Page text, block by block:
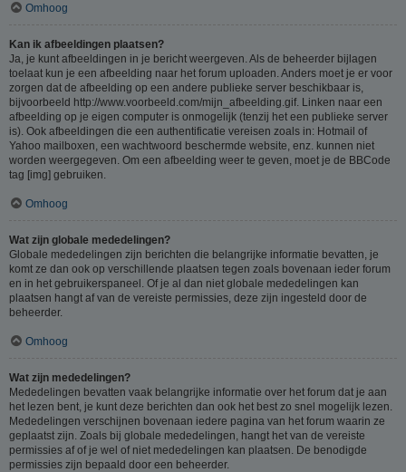
Omhoog
Kan ik afbeeldingen plaatsen?
Ja, je kunt afbeeldingen in je bericht weergeven. Als de beheerder bijlagen
toelaat kun je een afbeelding naar het forum uploaden. Anders moet je er voor
zorgen dat de afbeelding op een andere publieke server beschikbaar is,
bijvoorbeeld http://www.voorbeeld.com/mijn_afbeelding.gif. Linken naar een
afbeelding op je eigen computer is onmogelijk (tenzij het een publieke server
is). Ook afbeeldingen die een authentificatie vereisen zoals in: Hotmail of
Yahoo mailboxen, een wachtwoord beschermde website, enz. kunnen niet
worden weergegeven. Om een afbeelding weer te geven, moet je de BBCode
tag [img] gebruiken.
Omhoog
Wat zijn globale mededelingen?
Globale mededelingen zijn berichten die belangrijke informatie bevatten, je
komt ze dan ook op verschillende plaatsen tegen zoals bovenaan ieder forum
en in het gebruikerspaneel. Of je al dan niet globale mededelingen kan
plaatsen hangt af van de vereiste permissies, deze zijn ingesteld door de
beheerder.
Omhoog
Wat zijn mededelingen?
Mededelingen bevatten vaak belangrijke informatie over het forum dat je aan
het lezen bent, je kunt deze berichten dan ook het best zo snel mogelijk lezen.
Mededelingen verschijnen bovenaan iedere pagina van het forum waarin ze
geplaatst zijn. Zoals bij globale mededelingen, hangt het van de vereiste
permissies af of je wel of niet mededelingen kan plaatsen. De benodigde
permissies zijn bepaald door een beheerder.